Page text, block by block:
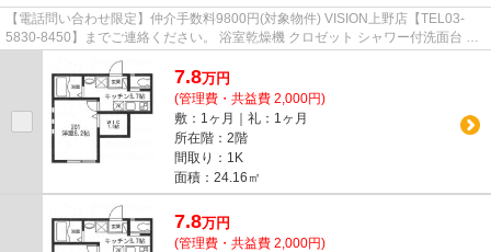
【電話問い合わせ限定】仲介手数料9800円(対象物件) VISION上野店【TEL03-
5830-8450】までご連絡ください。 浴室乾燥機 クロゼット シャワー付洗面台 洗
面所独立 駅徒歩5分以内
7.8万円
(管理費・共益費 2,000円)
敷：1ヶ月｜礼：1ヶ月
所在階：2階
間取り：1K
面積：24.16㎡
7.8万円
(管理費・共益費 2,000円)